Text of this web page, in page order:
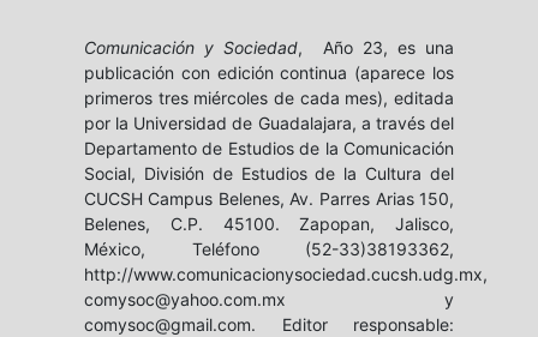
Comunicación y Sociedad, Año 23, es una
publicación con edición continua (aparece los
primeros tres miércoles de cada mes), editada
por la Universidad de Guadalajara, a través del
Departamento de Estudios de la Comunicación
Social, División de Estudios de la Cultura del
CUCSH Campus Belenes, Av. Parres Arias 150,
Belenes, C.P. 45100. Zapopan, Jalisco,
México, Teléfono (52-33)38193362,
http://www.comunicacionysociedad.cucsh.udg.mx,
comysoc@yahoo.com.mx y
comysoc@gmail.com. Editor responsable: